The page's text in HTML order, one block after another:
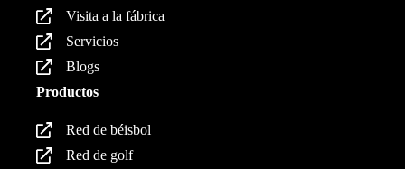
Visita a la fábrica
Servicios
Blogs
Productos
Red de béisbol
Red de golf